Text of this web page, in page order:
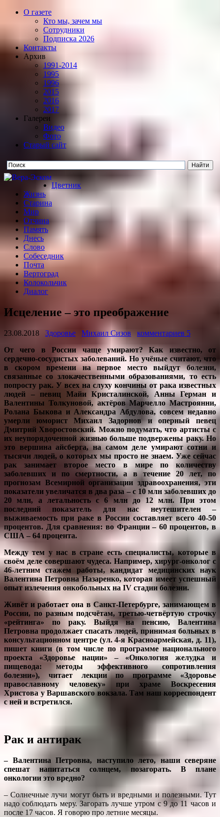
О газете
Кто мы, зачем мы
Сотрудники
Подписка 2026
Контакты
Архив
1991-2014
1995
1996
2015
2016
2017
Галереи
Видео
Фото
Старый сайт
Цветник
Жизнь
Старина
Мир
Отчина
Память
Днесь
Слово
Собеседник
Почта
Вертоград
Колокольчик
Диалог
Исцеление – это преображение
23.08.2018 Здоровье Михаил Сизов
комментариев 5
От чего в России чаще умирают? Как известно, от
сердечно-сосудистых заболеваний. Но учёные считают, что
в скором времени на первое место выйдут болезни,
связанные со злокачественными образованиями, то есть
попросту рак. У всех на слуху кончины от рака известных
людей – певиц Майи Кристалинской, Анны Герман и
Валентины Толкуновой, актёров Марчелло Мастроянни,
Ролана Быкова и Александра Абдулова, совсем недавно
умерли юморист Михаил Задорнов и оперный певец
Дмитрий Хворостовский. Можно подумать, что артисты с
их неупорядоченной жизнью больше подвержены раку. Но
это вершина айсберга, на самом деле умирают сотни и
тысячи людей, о которых мы просто не знаем. Уже сейчас
рак занимает второе место в мире по количеству
заболевших и по смертности, а в течение 20 лет, по
прогнозам Всемирной организации здравоохранения, эти
показатели увеличатся в два раза – с 10 млн заболевших до
20 млн, а летальность с 6 млн до 12 млн. При этом
последний показатель для нас неутешителен –
выживаемость при раке в России составляет всего 40-50
процентов. Для сравнения: во Франции – 60 процентов, в
США – 64 процента.
Между тем у нас в стране есть специалисты, которые в
своём деле совершают чудеса. Например, хирург-онколог с
46-летним стажем работы, кандидат медицинских наук
Валентина Петровна Назаренко, которая имеет успешный
опыт излечения онкобольных на IV стадии болезни.
Живёт и работает она в Санкт-Петербурге, занимающем в
России, по разным подсчётам, третью-четвёртую строчку
«рейтинга» по раку. Выйдя на пенсию, Валентина
Петровна продолжает спасать людей, принимая больных в
консультационном центре (ул. 4-я Красноармейская, д. 11),
пишет книги (в том числе по программе национального
проекта «Здоровье нации» – «Онкология желудка и
пищевода: методы эффективного сопротивления
болезни»), читает лекции по программе «Здоровье
православному человеку» при храме Воскресения
Христова у Варшавского вокзала. Там наш корреспондент
с ней и встретился.
Рак и антирак
– Валентина Петровна, наступило лето, наши северяне
спешат напитаться солнцем, позагорать. В плане
онкологии это вредно?
– Солнечные лучи могут быть и вредными и полезными. Тут
надо соблюдать меру. Загорать лучше утром с 9 до 11 часов и
после 17 часов. Я говорю про летние месяцы.